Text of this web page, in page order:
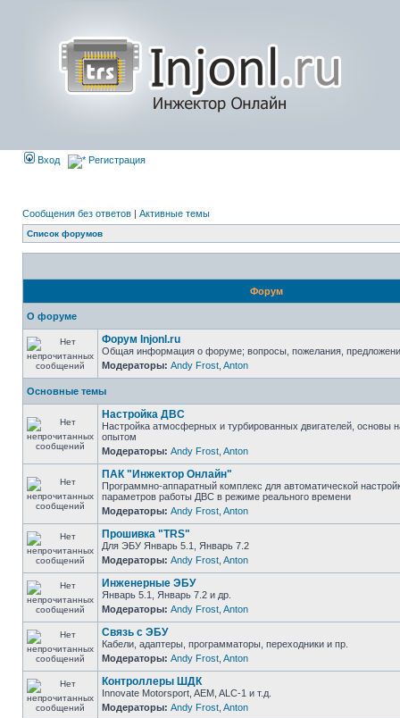
Вход Регистрация
Сообщения без ответов | Активные темы
Список форумов
Форум
О форуме
Форум Injonl.ru
Общая информация о форуме; вопросы, пожелания,
Модераторы: Andy Frost Anton
Основные темы
Настройка ДВС
Настройка атмосферных и турбированных двигателей, основы
опытом
Модераторы: Andy Frost Anton
ПАК "Инжектор Онлайн"
Программно-аппаратный комплекс для автоматической
параметров работы ДВС в режиме реального времени
Модераторы: Andy Frost Anton
Прошивка "TRS"
Для ЭБУ Январь 5.1, Январь 7.2
Модераторы: Andy Frost Anton
Инженерные ЭБУ
Январь 5.1, Январь 7.2 и др.
Модераторы: Andy Frost Anton
Связь с ЭБУ
Кабели, адаптеры, программаторы, переходники и пр.
Модераторы: Andy Frost Anton
Контроллеры ШДК
Innovate Motorsport, AEM, ALC-1 и т.д.
Модераторы: Andy Frost Anton